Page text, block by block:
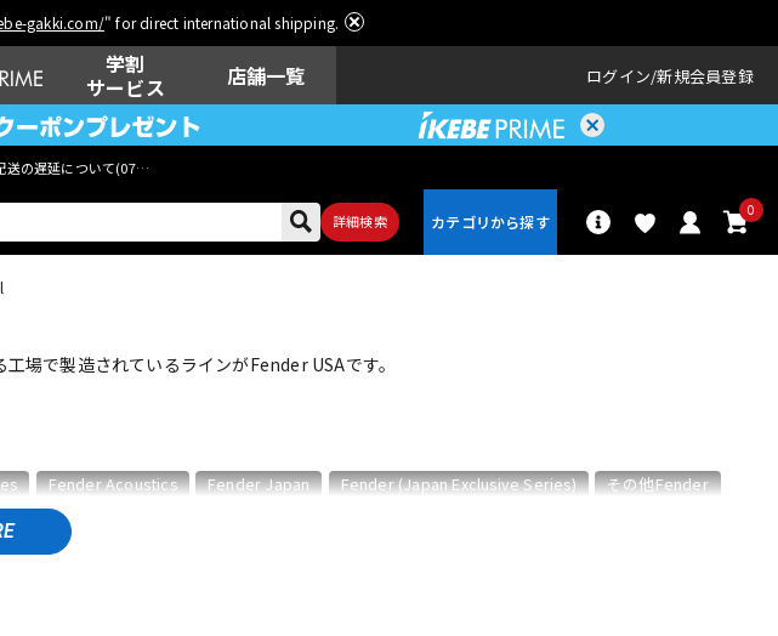
gakki.com/" for direct international shipping.
学割
サービス
店舗一覧 ログイン 新規会員登録
送の遅延について(07月29日
詳細検索
0
レコーディン
場で製造されているラインがFender USAです。
Fender Acoustics Fender Japan Fender (Japan Exclusive Series) その他Fender
エレキギター/ジャズマスター・JMタイプ